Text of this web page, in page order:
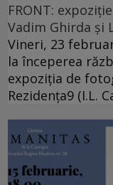
FRONT:
Vadim Ghirda și
Vineri, 23
la începerea
expoziția de
Rezidența9 (I.L.